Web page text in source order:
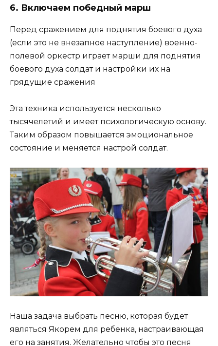
6. Включаем победный марш
Перед сражением для поднятия боевого духа
(если это не внезапное наступление) военно-
полевой оркестр играет марши для поднятия
боевого духа солдат и настройки их на
грядущие сражения
Эта техника используется несколько
тысячелетий и имеет психологическую основу.
Таким образом повышается эмоциональное
состояние и меняется настрой солдат.
Наша задача выбрать песню, которая будет
являться Якорем для ребенка, настраивающая
его на занятия. Желательно чтобы это песня